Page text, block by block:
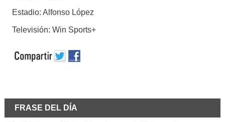
Estadio: Alfonso López
Televisión: Win Sports+
FRASE DEL DÍA